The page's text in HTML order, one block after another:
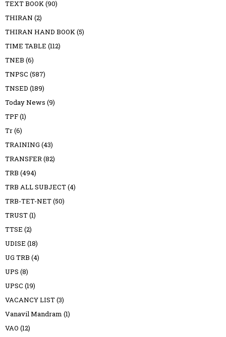
TEXT BOOK(90)
THIRAN (2)
THIRAN HAND BOOK(5)
TIME TABLE (112)
TNEB (6)
TNPSC (587)
TNSED (189)
Today News (9)
TPF(1)
Tr(6)
TRAINING (43)
TRANSFER(82)
TRB (494)
TRB ALL SUBJECT(4)
TRB-TET-NET(50)
TRUST(1)
TTSE (2)
UDISE (18)
UG TRB (4)
UPS (8)
UPSC (19)
VACANCY LIST(3)
Vanavil Mandram (1)
VAO (12)